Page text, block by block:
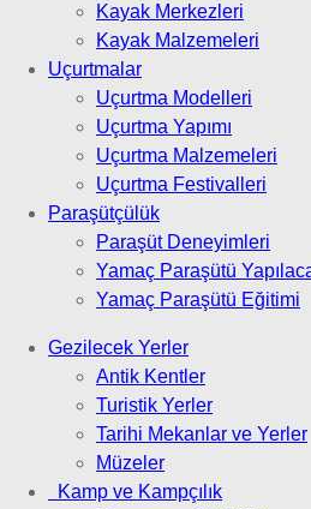
Kayak Merkezleri
Kayak Malzemeleri
Uçurtmalar
Uçurtma Modelleri
Uçurtma Yapımı
Uçurtma Malzemeleri
Uçurtma Festivalleri
Paraşütçülük
Paraşüt Deneyimleri
Yamaç Paraşütü
Yamaç Paraşütü Eğitimi
Gezilecek Yerler
Antik Kentler
Turistik Yerler
Tarihi Mekanlar ve Yerler
Müzeler
Kamp ve Kampçılık